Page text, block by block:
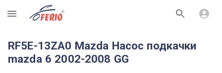
R
RF5E-13ZA0 Mazda Насос подкачки
mazda 6 2002-2008 GG